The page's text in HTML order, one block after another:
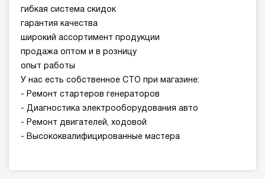
гибкая система скидок
гарантия качества
широкий ассортимент продукции
продажа оптом и в розницу
опыт работы
У нас есть собственное СТО при магазине:
- Ремонт стартеров генераторов
- Диагностика электрооборудования авто
- Ремонт двигателей, ходовой
- Высококвалифицированные мастера